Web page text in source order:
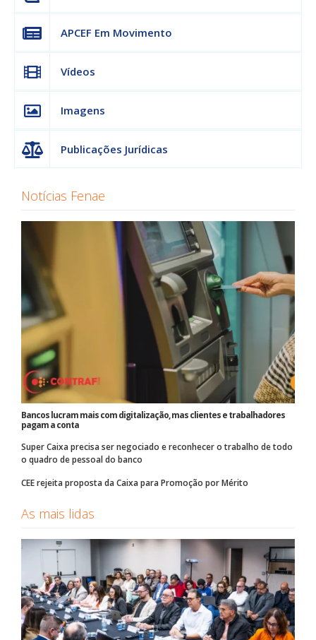
APCEF Em Movimento
Vídeos
Imagens
Publicações Jurídicas
Notícias Fenae
Bancos lucram mais com digitalização, mas clientes e trabalhadores
pagam a conta
Super Caixa precisa ser negociado e reconhecer o trabalho de todo
o quadro de pessoal do banco
CEE rejeita proposta da Caixa para Promoção por Mérito
As mais lidas